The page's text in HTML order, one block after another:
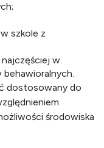
szkole z
w
dostosowany do
środowiska